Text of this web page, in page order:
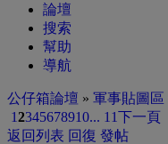
論壇
搜索
幫助
導航
公仔箱論壇 » 軍事貼圖區
12345678910... 11下一頁
返回列表 回復 發帖